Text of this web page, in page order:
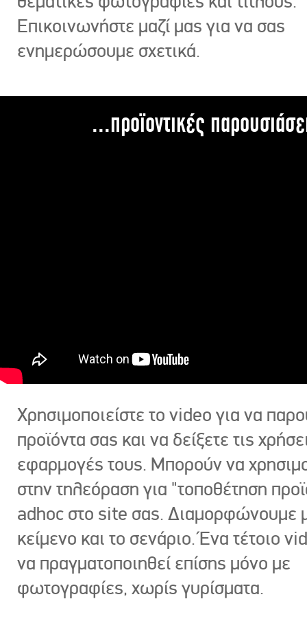
Επικοινωνήστε μαζί μας για να σας
ενημερώσουμε σχετικά.
...προϊοντικές
Χρησιμοποιείστε το video για να
προϊόντα σας και να δείξετε τις
εφαρμογές τους. Μπορούν να
στην τηλεόραση για "τοποθέτηση
adhoc στο site σας. Διαμορφώνουμε
κείμενο και το σενάριο. Ένα τέτοιο
να πραγματοποιηθεί επίσης μόνο με
φωτογραφίες, χωρίς γυρίσματα.